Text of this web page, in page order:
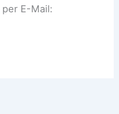
per E-Mail: